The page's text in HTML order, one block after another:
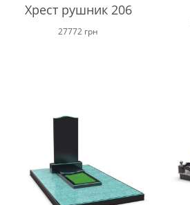
Хрест рушник 206
27772 грн